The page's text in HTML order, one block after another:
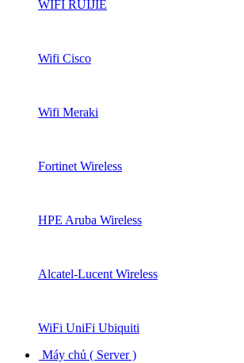
WIFI RUIJIE
Wifi Cisco
Wifi Meraki
Fortinet Wireless
HPE Aruba Wireless
Alcatel-Lucent Wireless
WiFi UniFi Ubiquiti
Máy chủ ( Server )